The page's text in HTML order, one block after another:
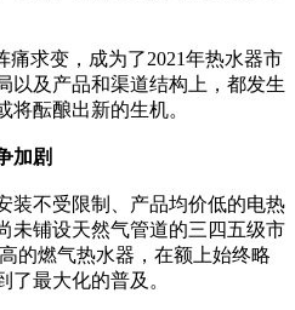
求变，成为了2021年热水器市
以及产品和渠道结构上，都发生
将酝酿出新的生机。
加剧
不受限制、产品均价低的电热
未铺设天然气管道的三四五级市
的燃气热水器，在额上始终略
了最大化的普及。